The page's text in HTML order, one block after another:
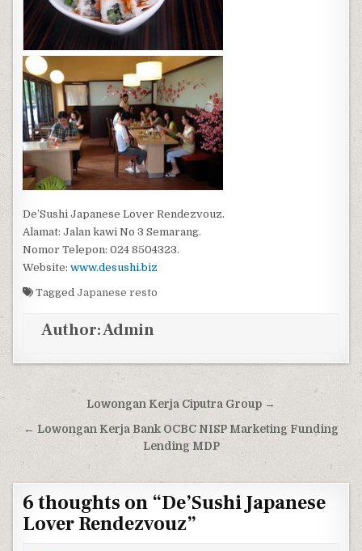
De’Sushi Japanese Lover Rendezvouz.
Alamat: Jalan kawi No 3 Semarang.
Nomor Telepon: 024 8504323.
Website:www.desushi.biz
TaggedJapanese resto
Author:Admin
Post navigation
Lowongan Kerja Ciputra Group →
← Lowongan Kerja Bank OCBC NISP Marketing Funding
Lending MDP
6 thoughts on “De’Sushi Japanese
Lover Rendezvouz”